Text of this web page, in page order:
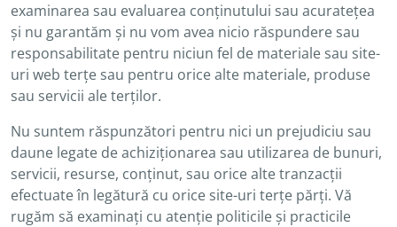
examinarea sau evaluarea conținutului sau acuratețea
și nu garantăm și nu vom avea nicio răspundere sau
responsabilitate pentru niciun fel de materiale sau site-
uri web terțe sau pentru orice alte materiale, produse
sau servicii ale terților.
Nu suntem răspunzători pentru nici un prejudiciu sau
daune legate de achiziționarea sau utilizarea de bunuri,
servicii, resurse, conținut, sau orice alte tranzacții
efectuate în legătură cu orice site-uri terțe părți. Vă
rugăm să examinați cu atenție politicile și practicile